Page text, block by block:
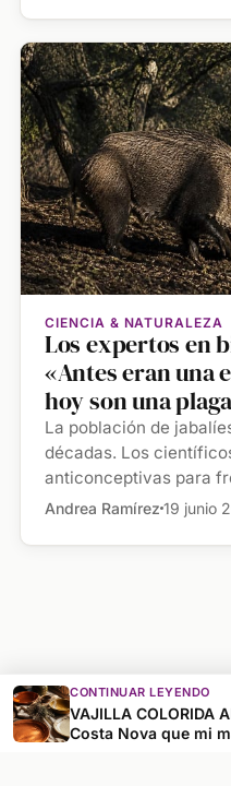
CIENCIA & NATURALEZA
Los expertos en
«Antes eran una
hoy son una
con...
La población de
décadas. Los
anticonceptivas para
efecto […]
Andrea Ramírez 19 junio
© 2026
Sobre nosotros
Línea
CONTINUAR LEYENDO
VAJILLA COLORIDA
Costa Nova que mi